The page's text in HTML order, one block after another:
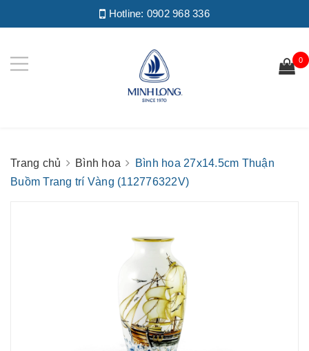
Hotline: 0902 968 336
0
Trang chủ Bình hoa
Bình hoa 27x14.5cm Thuận
Buồm Trang trí Vàng (112776322V)